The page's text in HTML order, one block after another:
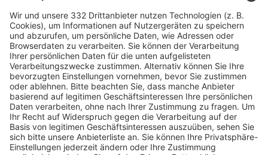
HÄUFIG BESUCHTE SEITEN
Pässe und Vereinswechsel
Trainerausbildung
Schulungsangebot Vereinsmitarbeiter
BFV-Geschäftsstellen
Trainerbörse
Login SpielPlus